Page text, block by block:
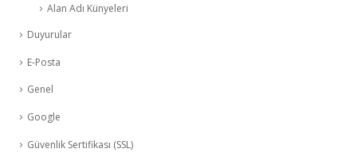
Alan Adı Künyeleri
Duyurular
E-Posta
Genel
Google
Güvenlik Sertifikası (SSL)